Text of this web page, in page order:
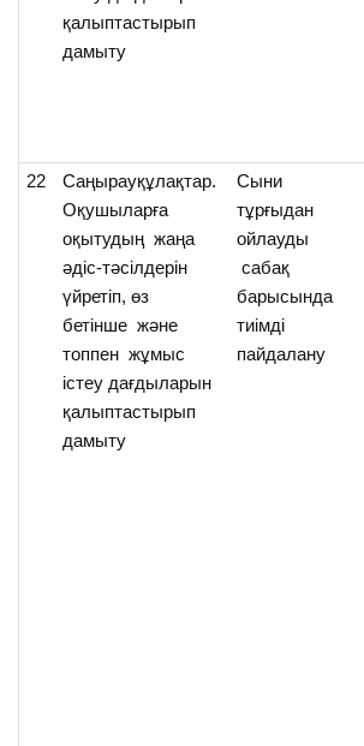
қалыптастырып
дамыту
22
Саңырауқұлақтар.
Оқушыларға
оқытудың жаңа
әдіс-тәсілдерін
үйретіп, өз
бетінше және
топпен жұмыс
істеу дағдыларын
қалыптастырып
дамыту
Cыни
тұрғыдан
ойлауды
сабақ
барысында
тиімді
пайдалану